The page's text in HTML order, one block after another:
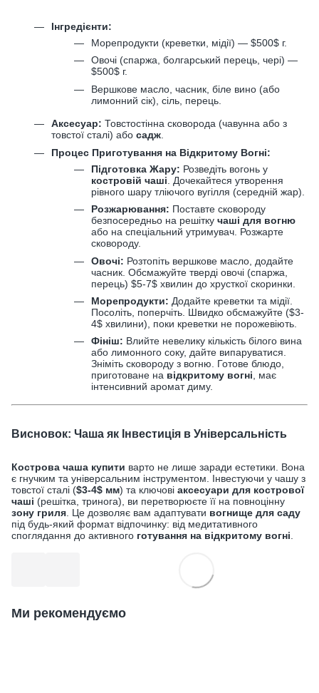
Інгредієнти:
Морепродукти (креветки, мідії) — $500$ г.
Овочі (спаржа, болгарський перець, чері) —
$500$ г.
Вершкове масло, часник, біле вино (або
лимонний сік), сіль, перець.
Аксесуар: Товстостінна сковорода (чавунна або з
товстої сталі) або садж.
Процес Приготування на Відкритому Вогні:
Підготовка Жару: Розведіть вогонь у
костровій чаші . Дочекайтеся утворення
рівного шару тліючого вугілля (середній жар).
Розжарювання: Поставте сковороду
безпосередньо на решітку чаші для вогню
або на спеціальний утримувач. Розжарте
сковороду.
Овочі: Розтопіть вершкове масло, додайте
часник. Обсмажуйте тверді овочі (спаржа,
перець) $5-7$ хвилин до хрусткої скоринки.
Морепродукти: Додайте креветки та мідії.
Посоліть, поперчіть. Швидко обсмажуйте ($3-
4$ хвилини), поки креветки не порожевіють.
Фініш: Влийте невелику кількість білого вина
або лимонного соку, дайте випаруватися.
Зніміть сковороду з вогню. Готове блюдо,
приготоване на відкритому вогні, має
інтенсивний аромат диму.
Висновок: Чаша як Інвестиція в Універсальність
Кострова чаша купити варто не лише заради естетики. Вона
є гнучким та універсальним інструментом. Інвестуючи у чашу з
товстої сталі ($3-4$ мм) та ключові аксесуари для кострової
чаші (решітка, тринога), ви перетворюєте її на повноцінну
зону гриля . Це дозволяє вам адаптувати вогнище для саду
під будь-який формат відпочинку: від медитативного
споглядання до активного готування на відкритому вогні
Ми рекомендуємо